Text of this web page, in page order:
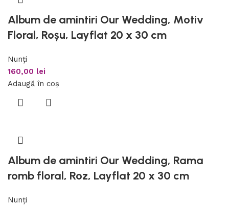
Album de amintiri Our Wedding, Motiv
Floral, Roșu, Layflat 20 x 30 cm
Nunți
160,00 lei
Adaugă în coș
Album de amintiri Our Wedding, Rama
romb floral, Roz, Layflat 20 x 30 cm
Nunți